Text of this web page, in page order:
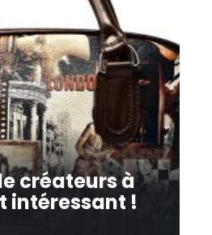
créateurs à
intéressant !